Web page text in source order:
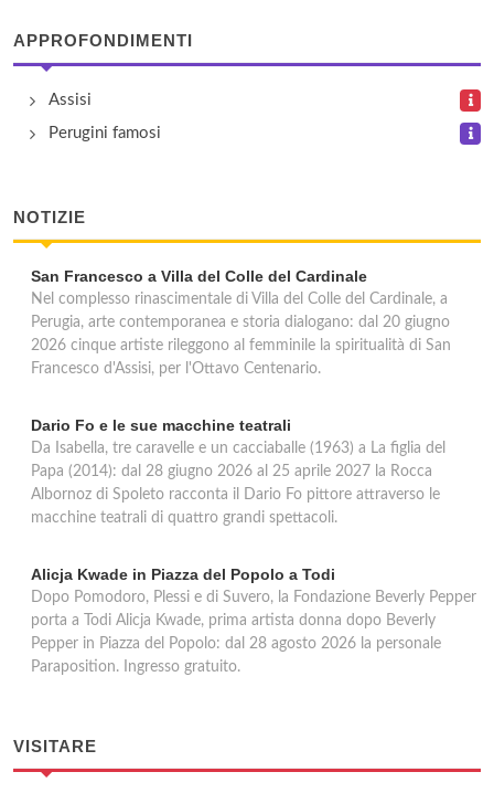
Il Palazzo
Isola Verde
APPROFONDIMENTI
Assisi
Perugini famosi
NOTIZIE
San Francesco a Villa del Colle del Cardinale
Nel complesso rinascimentale di Villa del Colle del Cardinale, a
Perugia, arte contemporanea e storia dialogano: dal 20 giugno
2026 cinque artiste rileggono al femminile la spiritualità di San
Francesco d'Assisi, per l'Ottavo Centenario.
Dario Fo e le sue macchine teatrali
Da Isabella, tre caravelle e un cacciaballe (1963) a La figlia del
Papa (2014): dal 28 giugno 2026 al 25 aprile 2027 la Rocca
Albornoz di Spoleto racconta il Dario Fo pittore attraverso le
macchine teatrali di quattro grandi spettacoli.
Alicja Kwade in Piazza del Popolo a Todi
Dopo Pomodoro, Plessi e di Suvero, la Fondazione Beverly Pepper
porta a Todi Alicja Kwade, prima artista donna dopo Beverly
Pepper in Piazza del Popolo: dal 28 agosto 2026 la personale
Paraposition. Ingresso gratuito.
VISITARE